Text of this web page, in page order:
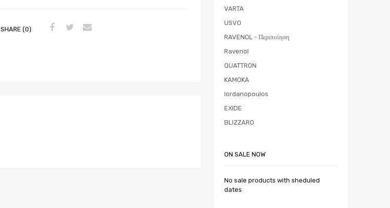
SHARE (0)
VARTA
USVO
RAVENOL - Περιποίηση
Ravenol
QUATTRON
KAMOKA
Iordanopoulos
EXIDE
BLIZZARO
ON SALE NOW
No sale products with sheduled
dates